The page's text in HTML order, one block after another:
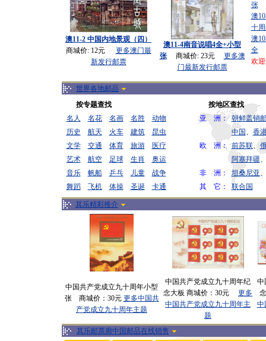
澳11-2 中国内地景观（四）
商城价: 12元
更多澳门最
新发行邮票
澳11-4南音说唱4全+小型
张商城价: 23元 更多澳
门最新发行邮票
张
澳
十
澳
全
欢
世界各地邮品
按专题查找
名人
名花 名画 名胜
动物
历史
航天 火车 建筑
昆虫
文学
交通 体育 旅游
医疗
艺术
航空 足球 生肖
奥运
音乐
帆船 乒乓 儿童
战争
舞蹈
飞机 体操 圣诞 卡通
按地区查找
亚 洲： 朝鲜盖销
中国 、 香
欧 洲： 前苏联、
阿塞拜疆
非 洲：
坦桑尼亚
其 它：
联合国
其乐精彩推介
中国共产党成立九十周年小型
张 商城价：30元 更多中国共
产党成立九十周年主题
中国共产党成立九十周年纪
念大板 商城价：30元 更多
中国共产党成立九十周年主
题
中
中
其乐邮票廊中国邮品在线销售